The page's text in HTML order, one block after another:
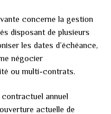
concerne la gestion
disposant de plusieurs
les dates d’échéance,
négocier
ou multi-contrats.
annuel
actuelle de